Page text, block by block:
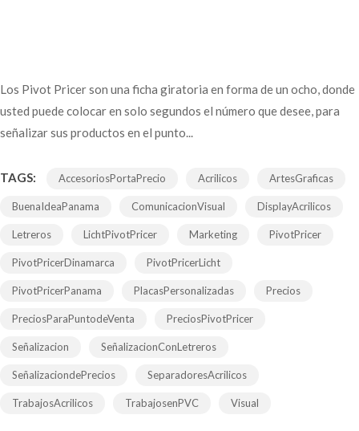
Los Pivot Pricer son una ficha giratoria en forma de un ocho, donde
usted puede colocar en solo segundos el número que desee, para
señalizar sus productos en el punto...
TAGS: AccesoriosPortaPrecio Acrilicos ArtesGraficas
BuenaIdeaPanama ComunicacionVisual DisplayAcrilicos
Letreros LichtPivotPricer Marketing PivotPricer
PivotPricerDinamarca PivotPricerLicht
PivotPricerPanama PlacasPersonalizadas Precios
PreciosParaPuntodeVenta PreciosPivotPricer
Señalizacion SeñalizacionConLetreros
SeñalizaciondePrecios SeparadoresAcrilicos
TrabajosAcrilicos TrabajosenPVC Visual